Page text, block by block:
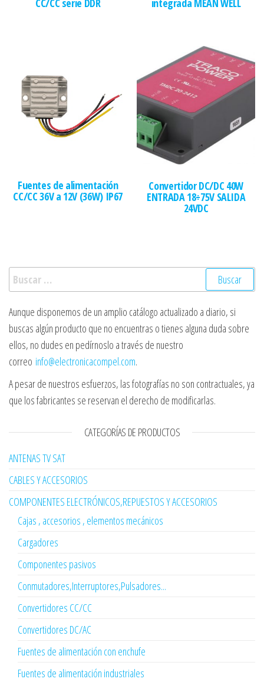
CC/CC serie DDR integrada MEAN WELL
Fuentes de alimentación
CC/CC 36V a 12V (36W) IP67
Convertidor DC/DC 40W
ENTRADA 18÷75V SALIDA
24VDC
Buscar:
Aunque disponemos de un amplio catálogo actualizado a diario, si
buscas algún producto que no encuentras o tienes alguna duda sobre
ellos, no dudes en pedírnoslo a través de nuestro
correo info@electronicacompel.com.
A pesar de nuestros esfuerzos, las fotografías no son contractuales, ya
que los fabricantes se reservan el derecho de modificarlas.
CATEGORÍAS DE PRODUCTOS
ANTENAS TV SAT
CABLES Y ACCESORIOS
COMPONENTES ELECTRÓNICOS,REPUESTOS Y ACCESORIOS
Cajas , accesorios , elementos mecánicos
Cargadores
Componentes pasivos
Conmutadores,Interruptores,Pulsadores...
Convertidores CC/CC
Convertidores DC/AC
Fuentes de alimentación con enchufe
Fuentes de alimentación industriales